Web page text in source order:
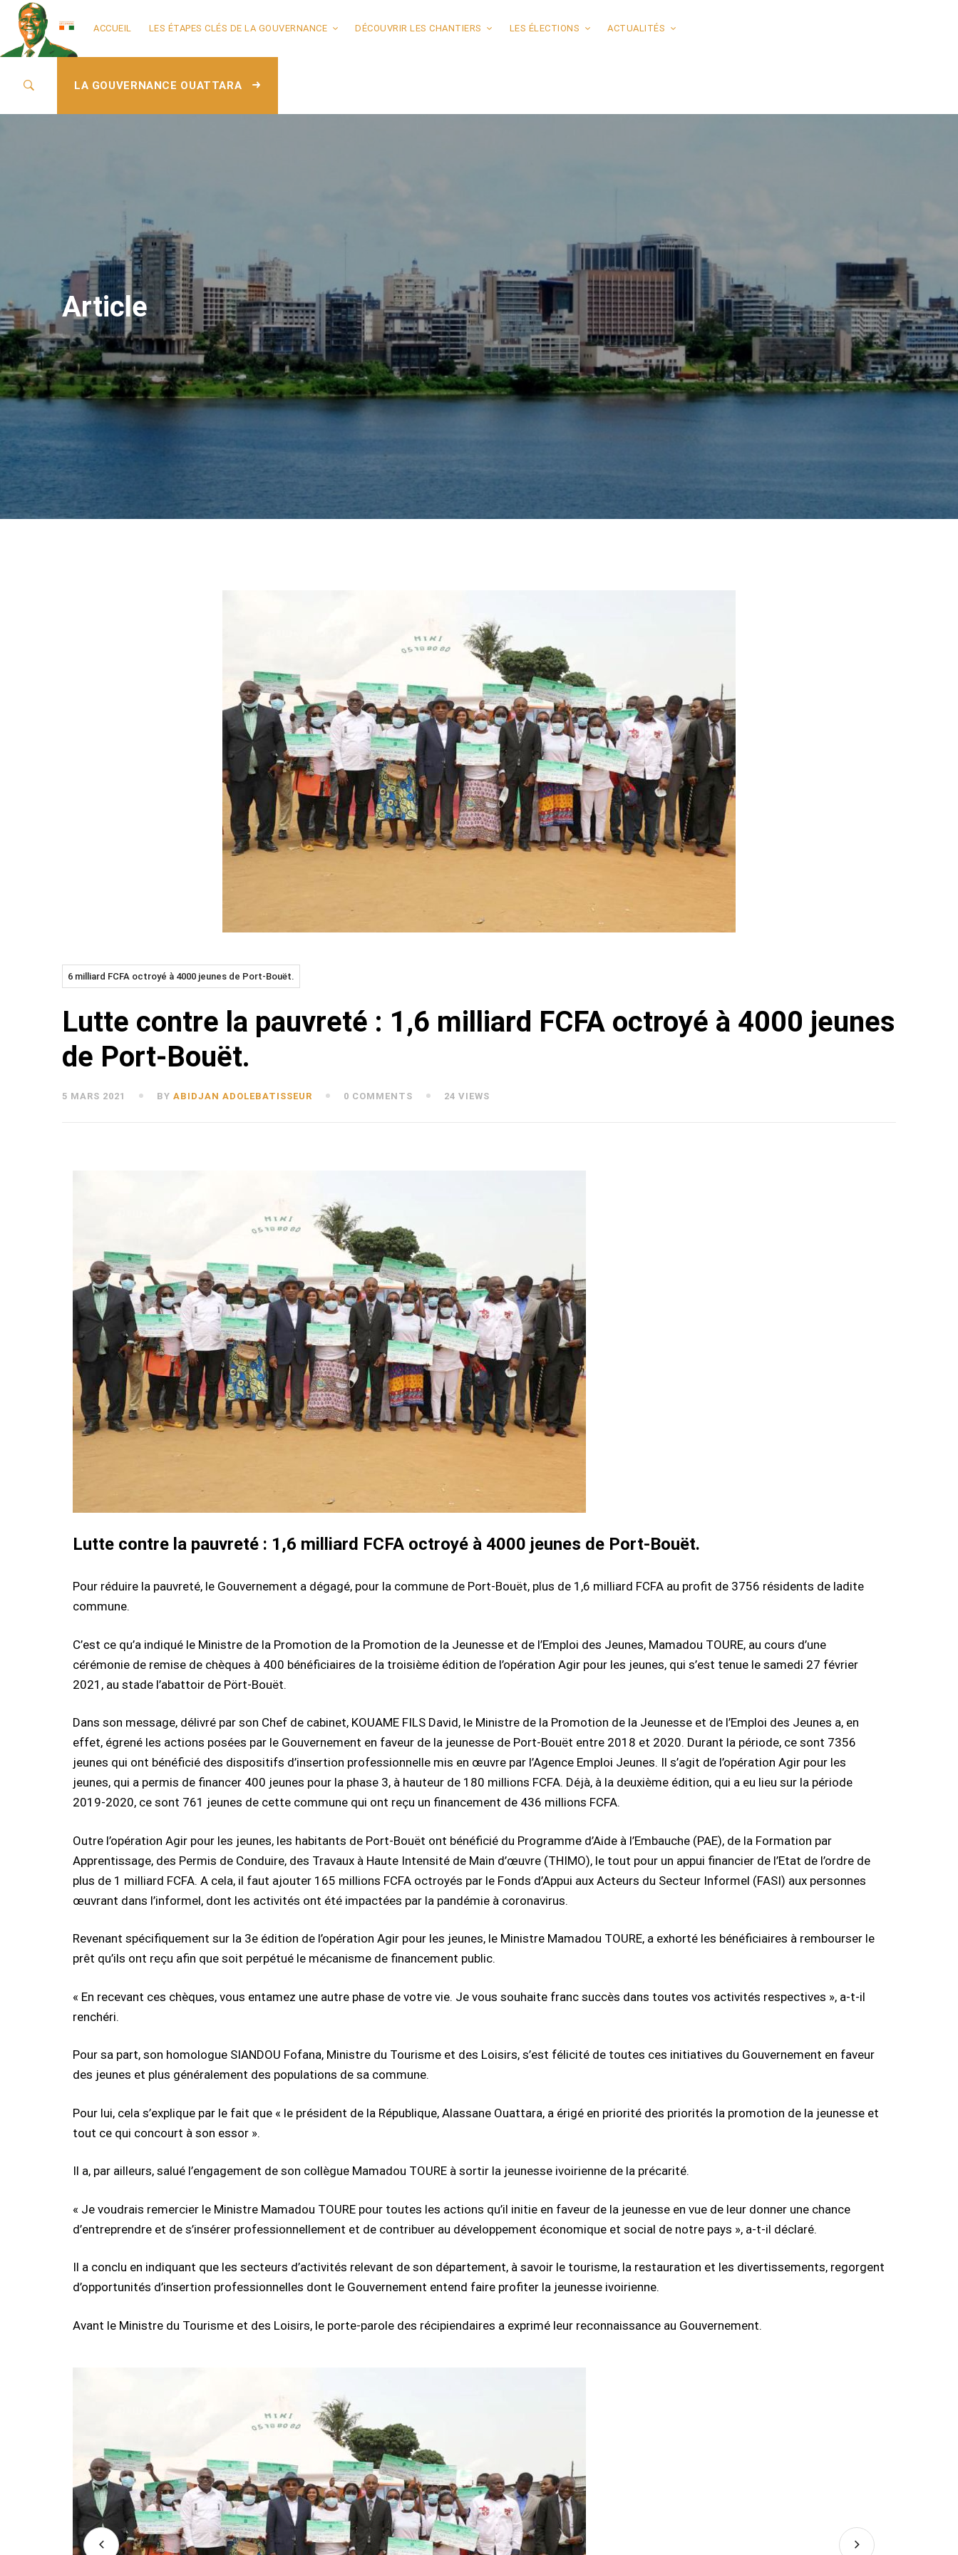
ACCUEIL LES ÉTAPES CLÉS DE LA GOUVERNANCE DÉCOUVRIR LES CHANTIERS LES ÉLECTIONS ACTUALITÉS
LA GOUVERNANCE OUATTARA
Article
6 milliard FCFA octroyé à 4000 jeunes de Port-Bouët.
Lutte contre la pauvreté : 1,6 milliard FCFA octroyé à 4000 jeunes
de Port-Bouët.
5 MARS 2021 BY ABIDJAN ADOLEBATISSEUR 0 COMMENTS 24 VIEWS
Lutte contre la pauvreté : 1,6 milliard FCFA octroyé à 4000 jeunes de Port-Bouët.
Pour réduire la pauvreté, le Gouvernement a dégagé, pour la commune de Port-Bouët, plus de 1,6 milliard FCFA au profit de 3756 résidents de ladite
commune.
C’est ce qu’a indiqué le Ministre de la Promotion de la Promotion de la Jeunesse et de l’Emploi des Jeunes, Mamadou TOURE, au cours d’une
cérémonie de remise de chèques à 400 bénéficiaires de la troisième édition de l’opération Agir pour les jeunes, qui s’est tenue le samedi 27 février
2021, au stade l’abattoir de Pört-Bouët.
Dans son message, délivré par son Chef de cabinet, KOUAME FILS David, le Ministre de la Promotion de la Jeunesse et de l’Emploi des Jeunes a, en
effet, égrené les actions posées par le Gouvernement en faveur de la jeunesse de Port-Bouët entre 2018 et 2020. Durant la période, ce sont 7356
jeunes qui ont bénéficié des dispositifs d’insertion professionnelle mis en œuvre par l’Agence Emploi Jeunes. Il s’agit de l’opération Agir pour les
jeunes, qui a permis de financer 400 jeunes pour la phase 3, à hauteur de 180 millions FCFA. Déjà, à la deuxième édition, qui a eu lieu sur la période
2019-2020, ce sont 761 jeunes de cette commune qui ont reçu un financement de 436 millions FCFA.
Outre l’opération Agir pour les jeunes, les habitants de Port-Bouët ont bénéficié du Programme d’Aide à l’Embauche (PAE), de la Formation par
Apprentissage, des Permis de Conduire, des Travaux à Haute Intensité de Main d’œuvre (THIMO), le tout pour un appui financier de l’Etat de l’ordre de
plus de 1 milliard FCFA. A cela, il faut ajouter 165 millions FCFA octroyés par le Fonds d’Appui aux Acteurs du Secteur Informel (FASI) aux personnes
œuvrant dans l’informel, dont les activités ont été impactées par la pandémie à coronavirus.
Revenant spécifiquement sur la 3e édition de l’opération Agir pour les jeunes, le Ministre Mamadou TOURE, a exhorté les bénéficiaires à rembourser le
prêt qu’ils ont reçu afin que soit perpétué le mécanisme de financement public.
« En recevant ces chèques, vous entamez une autre phase de votre vie. Je vous souhaite franc succès dans toutes vos activités respectives », a-t-il
renchéri.
Pour sa part, son homologue SIANDOU Fofana, Ministre du Tourisme et des Loisirs, s’est félicité de toutes ces initiatives du Gouvernement en faveur
des jeunes et plus généralement des populations de sa commune.
Pour lui, cela s’explique par le fait que « le président de la République, Alassane Ouattara, a érigé en priorité des priorités la promotion de la jeunesse et
tout ce qui concourt à son essor ».
Il a, par ailleurs, salué l’engagement de son collègue Mamadou TOURE à sortir la jeunesse ivoirienne de la précarité.
« Je voudrais remercier le Ministre Mamadou TOURE pour toutes les actions qu’il initie en faveur de la jeunesse en vue de leur donner une chance
d’entreprendre et de s’insérer professionnellement et de contribuer au développement économique et social de notre pays », a-t-il déclaré.
Il a conclu en indiquant que les secteurs d’activités relevant de son département, à savoir le tourisme, la restauration et les divertissements, regorgent
d’opportunités d’insertion professionnelles dont le Gouvernement entend faire profiter la jeunesse ivoirienne.
Avant le Ministre du Tourisme et des Loisirs, le porte-parole des récipiendaires a exprimé leur reconnaissance au Gouvernement.